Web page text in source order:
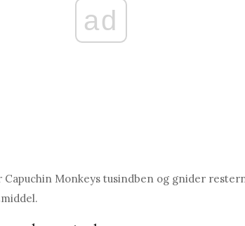
ad
Monkeys tusindben og gnider